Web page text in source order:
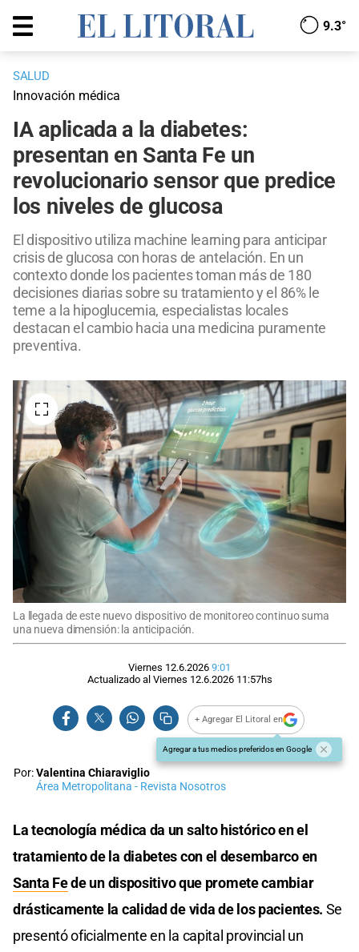
9.3°
SALUD
Innovación médica
IA aplicada a la diabetes:
presentan en Santa Fe un
revolucionario sensor que predice
los niveles de glucosa
El dispositivo utiliza machine learning para anticipar
crisis de glucosa con horas de antelación. En un
contexto donde los pacientes toman más de 180
decisiones diarias sobre su tratamiento y el 86% le
teme a la hipoglucemia, especialistas locales
destacan el cambio hacia una medicina puramente
preventiva.
La llegada de este nuevo dispositivo de monitoreo continuo suma
una nueva dimensión: la anticipación.
Viernes 12.6.2026 9:01
Actualizado al Viernes 12.6.2026 11:57hs
+ Agregar El Litoral en
Agregar a tus medios preferidos en Google
Por:Valentina Chiaraviglio
Área Metropolitana - Revista Nosotros
La tecnología médica da un salto histórico en el
tratamiento de la diabetes con el desembarco en
Santa Fede un dispositivo que promete cambiar
drásticamente la calidad de vida de los pacientes. Se
presentó oficialmente en la capital provincial un